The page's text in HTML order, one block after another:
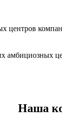
амбициозных
Наша